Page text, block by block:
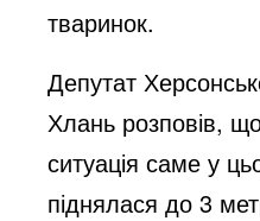
тваринок.
Депутат
Хлань розповів,
ситуація саме у
піднялася до 3